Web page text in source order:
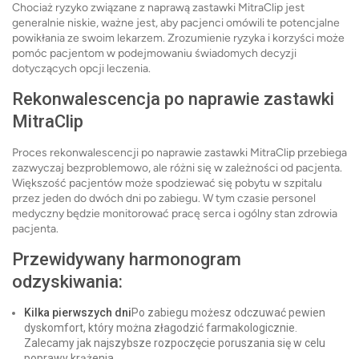
Chociaż ryzyko związane z naprawą zastawki MitraClip jest
generalnie niskie, ważne jest, aby pacjenci omówili te potencjalne
powikłania ze swoim lekarzem. Zrozumienie ryzyka i korzyści może
pomóc pacjentom w podejmowaniu świadomych decyzji
dotyczących opcji leczenia.
Rekonwalescencja po naprawie zastawki
MitraClip
Proces rekonwalescencji po naprawie zastawki MitraClip przebiega
zazwyczaj bezproblemowo, ale różni się w zależności od pacjenta.
Większość pacjentów może spodziewać się pobytu w szpitalu
przez jeden do dwóch dni po zabiegu. W tym czasie personel
medyczny będzie monitorować pracę serca i ogólny stan zdrowia
pacjenta.
Przewidywany harmonogram
odzyskiwania:
Kilka pierwszych dniPo zabiegu możesz odczuwać pewien
dyskomfort, który można złagodzić farmakologicznie.
Zalecamy jak najszybsze rozpoczęcie poruszania się w celu